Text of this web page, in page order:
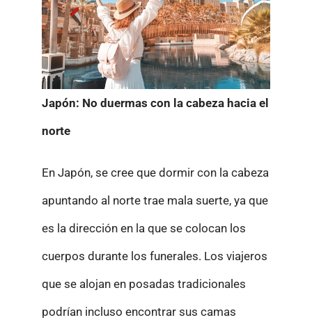
Japón: No duermas con la cabeza hacia el
norte
En Japón, se cree que dormir con la cabeza
apuntando al norte trae mala suerte, ya que
es la dirección en la que se colocan los
cuerpos durante los funerales. Los viajeros
que se alojan en posadas tradicionales
podrían incluso encontrar sus camas